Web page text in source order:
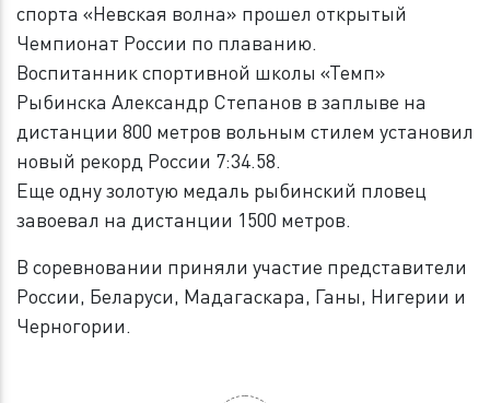
спорта «Невская волна» прошел открытый
Чемпионат России по плаванию.
Воспитанник спортивной школы «Темп»
Рыбинска Александр Степанов в заплыве на
дистанции 800 метров вольным стилем установил
новый рекорд России 7:34.58.
Еще одну золотую медаль рыбинский пловец
завоевал на дистанции 1500 метров.
В соревновании приняли участие представители
России, Беларуси, Мадагаскара, Ганы, Нигерии и
Черногории.